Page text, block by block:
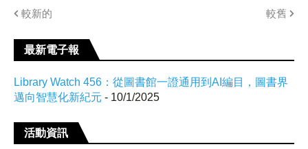
較新的 較舊
最新電子報
Library Watch 456：從圖書館一證通用到AI編目，圖書界
邁向智慧化新紀元 - 10/1/2025
活動資訊